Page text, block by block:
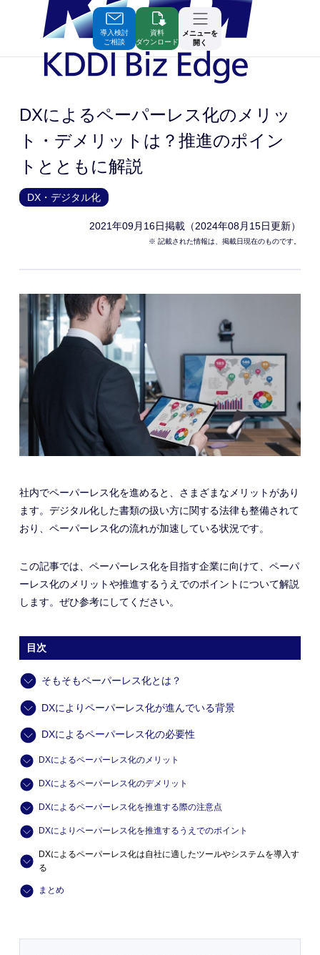
Contents
導入検討
ご相談
資料
ダウンロード
メニューを
開く
DXによるペーパーレス化のメリッ
ト・デメリットは？推進のポイン
トとともに解説
DX・デジタル化
2021年09月16日掲載（2024年08月15日更新）
※ 記載された情報は、掲載日現在のものです。
社内でペーパーレス化を進めると、さまざまなメリットがあり
ます。デジタル化した書類の扱い方に関する法律も整備されて
おり、ペーパーレス化の流れが加速している状況です。
この記事では、ペーパーレス化を目指す企業に向けて、ペーパ
ーレス化のメリットや推進するうえでのポイントについて解説
します。ぜひ参考にしてください。
目次
そもそもペーパーレス化とは？
DXによりペーパーレス化が進んでいる背景
DXによるペーパーレス化の必要性
DXによるペーパーレス化のメリット
DXによるペーパーレス化のデメリット
DXによるペーパーレス化を推進する際の注意点
DXによりペーパーレス化を推進するうえでのポイント
DXによるペーパーレス化は自社に適したツールやシステムを導入す
る
まとめ